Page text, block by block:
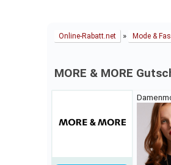
Online-Rabatt.net » Mode &
MORE & MORE